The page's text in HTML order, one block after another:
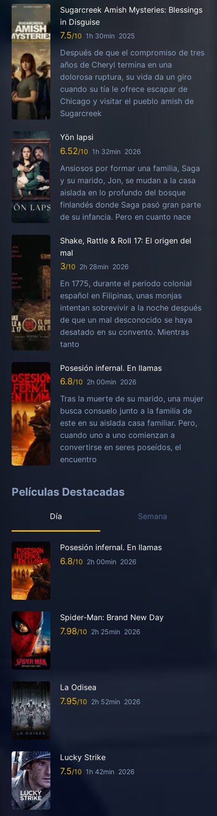
Sugarcreek Amish Mysteries: Blessings
in Disguise
7.5 1h 30min 2025
Después de que el compromiso de tres
años de Cheryl termina en una
dolorosa ruptura, su vida da un giro
cuando su tía le ofrece escapar de
Chicago y visitar el pueblo amish de
Sugarcreek
Yön lapsi
6.52 1h 32min 2026
Ansiosos por formar una familia, Saga
y su marido, Jon, se mudan a la casa
aislada en lo profundo del bosque
finlandés donde Saga pasó gran parte
de su infancia. Pero en cuanto nace
Shake, Rattle & Roll 17: El origen del
mal
3 2h 28min 2026
En 1775, durante el periodo colonial
español en Filipinas, unas monjas
intentan sobrevivir a la noche después
de que un mal desconocido se haya
desatado en su convento. Mientras
tanto
Posesión infernal. En llamas
6.8 2h 00min 2026
Tras la muerte de su marido, una mujer
busca consuelo junto a la familia de
este en su aislada casa familiar. Pero,
cuando uno a uno comienzan a
convertirse en seres poseídos, el
encuentro
Películas Destacadas
Día Semana
Posesión infernal. En llamas
6.8 2h 00min 2026
Spider-Man: Brand New Day
7.98 2h 25min 2026
La Odisea
7.95 2h 52min 2026
Lucky Strike
7.5 1h 42min 2026